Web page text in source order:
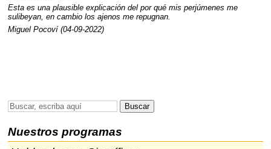
Esta es una plausible explicación del por qué mis perjúmenes me
sulibeyan, en cambio los ajenos me repugnan.
Miguel Pocoví (04-09-2022)
Nuestros programas